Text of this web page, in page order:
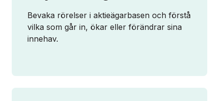
Bevaka rörelser i aktieägarbasen och förstå
vilka som går in, ökar eller förändrar sina
innehav.